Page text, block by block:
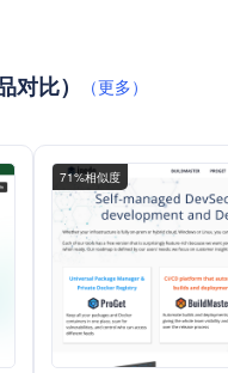
比） （更多）
71%相似度